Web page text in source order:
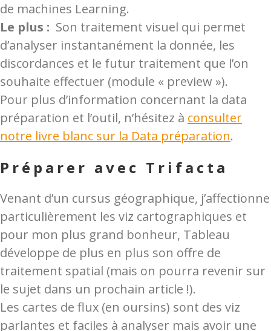
de machines Learning.
Le plus : Son traitement visuel qui permet
d’analyser instantanément la donnée, les
discordances et le futur traitement que l’on
souhaite effectuer (module « preview »).
Pour plus d’information concernant la data
préparation et l’outil, n’hésitez à consulter
notre livre blanc sur la Data préparation.
Préparer avec Trifacta
Venant d’un cursus géographique, j’affectionne
particulièrement les viz cartographiques et
pour mon plus grand bonheur, Tableau
développe de plus en plus son offre de
traitement spatial (mais on pourra revenir sur
le sujet dans un prochain article !).
Les cartes de flux (en oursins) sont des viz
parlantes et faciles à analyser mais avoir une